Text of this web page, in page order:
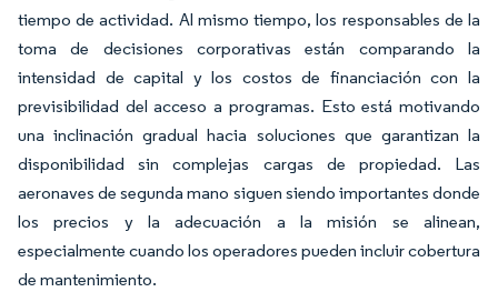
tiempo de actividad. Al mismo tiempo, los responsables de la
toma de decisiones corporativas están comparando la
intensidad de capital y los costos de financiación con la
previsibilidad del acceso a programas. Esto está motivando
una inclinación gradual hacia soluciones que garantizan la
disponibilidad sin complejas cargas de propiedad. Las
aeronaves de segunda mano siguen siendo importantes donde
los precios y la adecuación a la misión se alinean,
especialmente cuando los operadores pueden incluir cobertura
de mantenimiento.